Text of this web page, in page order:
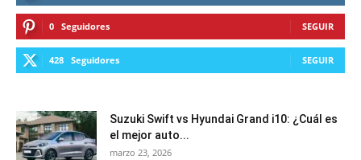
0 Seguidores SEGUIR
428 Seguidores SEGUIR
Suzuki Swift vs Hyundai Grand i10: ¿Cuál es
el mejor auto...
marzo 23, 2026